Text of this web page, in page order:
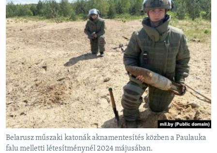
Belarusz műszaki katonák aknamentesítés közben a Paulauka
falu melletti létesítménynél 2024 májusában.